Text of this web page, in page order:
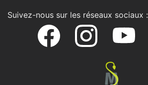
Suivez-nous sur les réseaux sociaux :